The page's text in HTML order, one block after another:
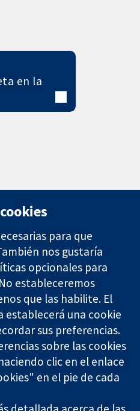
en la
Contacto
Noticias
Prensa
Sobre
nosotros
Empleo
Cochrane
Library
(no. 1045921) and a
para que
nos gustaría
opcionales para
estableceremos
que las habilite. El
establecerá una cookie
sus preferencias.
sobre las cookies
clic en el enlace
en el pie de cada